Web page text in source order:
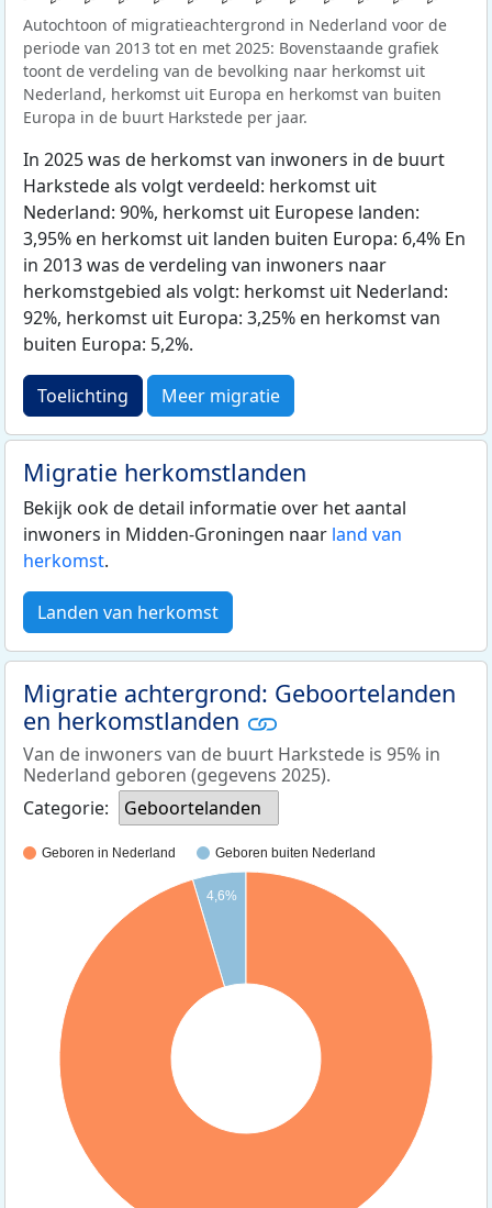
Autochtoon of migratieachtergrond in Nederland voor de
periode van 2013 tot en met 2025: Bovenstaande grafiek
toont de verdeling van de bevolking naar herkomst uit
Nederland, herkomst uit Europa en herkomst van buiten
Europa in de buurt Harkstede per jaar.
In 2025 was de herkomst van inwoners in de buurt
Harkstede als volgt verdeeld: herkomst uit
Nederland: 90%, herkomst uit Europese landen:
3,95% en herkomst uit landen buiten Europa: 6,4% En
in 2013 was de verdeling van inwoners naar
herkomstgebied als volgt: herkomst uit Nederland:
92%, herkomst uit Europa: 3,25% en herkomst van
buiten Europa: 5,2%.
Toelichting Meer migratie
Migratie herkomstlanden
Bekijk ook de detail informatie over het aantal
inwoners in Midden-Groningen naar land van
herkomst.
Landen van herkomst
Migratie achtergrond: Geboortelanden
en herkomstlanden
Van de inwoners van de buurt Harkstede is 95% in
Nederland geboren (gegevens 2025).
Categorie:
Geboortelanden
Geboren in Nederland Geboren buiten Nederland
4,6%